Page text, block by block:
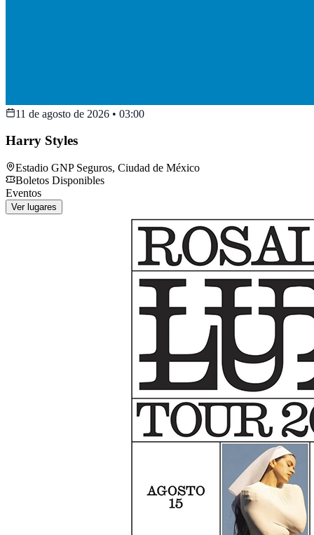
11 de agosto de 2026 • 03:00
Harry Styles
Estadio GNP Seguros, Ciudad de México
Boletos Disponibles
Eventos
Ver lugares